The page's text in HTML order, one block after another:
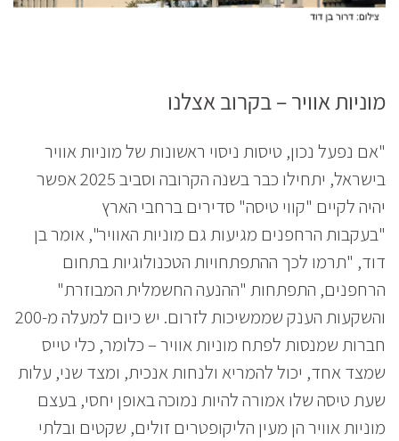
מוניות אוויר – בקרוב אצלנו
"אם נפעל נכון, טיסות ניסוי ראשונות של מוניות אוויר
בישראל, יתחילו כבר בשנה הקרובה וסביב 2025 אפשר
יהיה לקיים "קווי טיסה" סדירים ברחבי הארץ
"בעקבות הרחפנים מגיעות גם מוניות האוויר", אומר בן
דוד, "תרמו לכך ההתפתחויות הטכנולוגיות בתחום
הרחפנים, התפתחות "ההנעה החשמלית המבוזרת"
והשקעות הענק שממשיכות לזרום. יש כיום למעלה מ-200
חברות שמנסות לפתח מוניות אוויר – כלומר, כלי טייס
שמצד אחד, יכול להמריא ולנחות אנכית, ומצד שני, עלות
שעת טיסה שלו אמורה להיות נמוכה באופן יחסי, בעצם
מוניות אוויר הן מעין הליקופטרים זולים, שקטים ובלתי